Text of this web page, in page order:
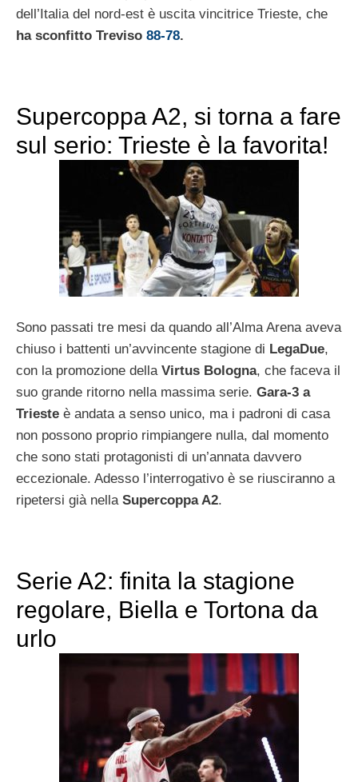
dell’Italia del nord-est è uscita vincitrice Trieste, che
ha sconfitto Treviso 88-78.
Supercoppa A2, si torna a fare
sul serio: Trieste è la favorita!
Sono passati tre mesi da quando all’Alma Arena aveva
chiuso i battenti un’avvincente stagione di LegaDue,
con la promozione della Virtus Bologna, che faceva il
suo grande ritorno nella massima serie. Gara-3 a
Trieste è andata a senso unico, ma i padroni di casa
non possono proprio rimpiangere nulla, dal momento
che sono stati protagonisti di un’annata davvero
eccezionale. Adesso l’interrogativo è se riusciranno a
ripetersi già nella Supercoppa A2.
Serie A2: finita la stagione
regolare, Biella e Tortona da
urlo